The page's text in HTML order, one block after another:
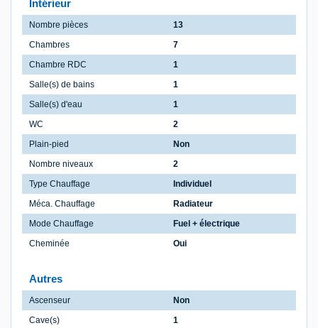
Intérieur
Nombre pièces
13
Chambres
7
Chambre RDC
1
Salle(s) de bains
1
Salle(s) d'eau
1
WC
2
Plain-pied
Non
Nombre niveaux
2
Type Chauffage
Individuel
Méca. Chauffage
Radiateur
Mode Chauffage
Fuel + électrique
Cheminée
Oui
Autres
Ascenseur
Non
Cave(s)
1